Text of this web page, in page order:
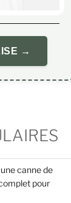
→
canne de
pour